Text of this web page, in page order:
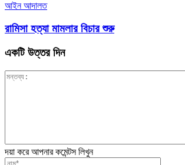
আইন আদালত
রামিসা হত্যা মামলার বিচার শুরু
একটি উত্তর দিন
দয়া করে আপনার কমেন্টস লিখুন